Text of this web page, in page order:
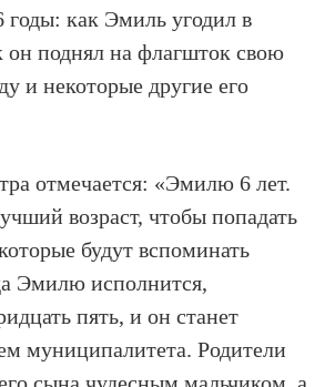
годы: как Эмиль угодил в
он поднял на флагшток свою
и некоторые другие его
отмечается: «Эмилю 6 лет.
возраст, чтобы попадать
будут вспоминать
Эмилю исполнится,
пять, и он станет
муниципалитета. Родители